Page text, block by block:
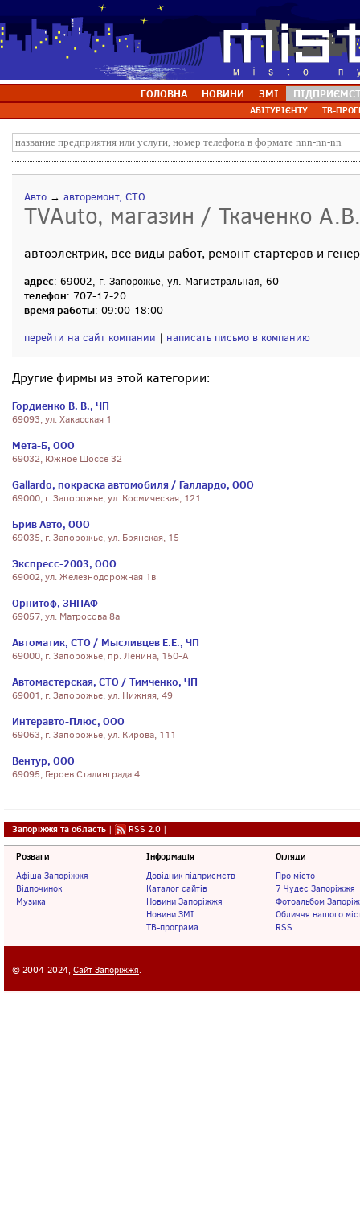
ГОЛОВНА НОВИНИ ЗМІ
АБІТУРІЄНТУ ТВ-
Авто → авторемонт, СТО
TVAuto, магазин / Ткаченко
автоэлектрик, все виды работ, ремонт стартеров и
адрес: 69002, г. Запорожье, ул. Магистральная, 60
телефон: 707-17-20
время работы: 09:00-18:00
перейти на сайт компании | написать письмо в компанию
Другие фирмы из этой категории:
Гордиенко В. В., ЧП
69093, ул. Хакасская 1
Мета-Б, ООО
69032, Южное Шоссе 32
Gallardo, покраска автомобиля / Галлардо, ООО
69000, г. Запорожье, ул. Космическая, 121
Брив Авто, ООО
69035, г. Запорожье, ул. Брянская, 15
Экспресс-2003, ООО
69002, ул. Железнодорожная 1в
Орнитоф, ЗНПАФ
69057, ул. Матросова 8а
Автоматик, СТО / Мысливцев Е.Е., ЧП
69000, г. Запорожье, пр. Ленина, 150-А
Автомастерская, СТО / Тимченко, ЧП
69001, г. Запорожье, ул. Нижняя, 49
Интеравто-Плюс, ООО
69063, г. Запорожье, ул. Кирова, 111
Вентур, ООО
69095, Героев Сталинграда 4
Запоріжжя та область | RSS 2.0 |
Розваги
Афіша Запоріжжя
Відпочинок
Музика
Інформація
Довідник підприємств
Каталог сайтів
Новини Запоріжжя
Новини ЗМІ
ТВ-програма
Огляди
Про місто
7 Чудес Запоріжжя
Фотоальбом
Обличчя нашого
RSS
© 2004-2024, Сайт Запоріжжя.